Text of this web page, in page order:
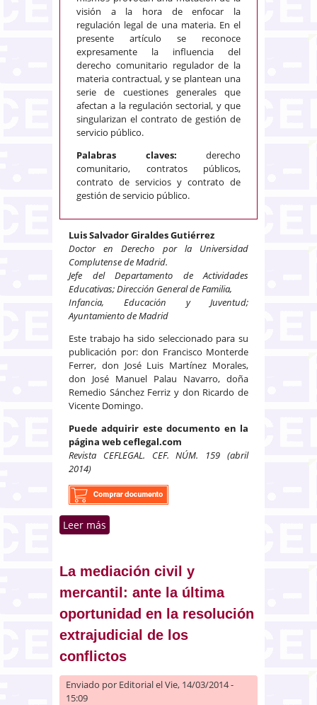
visión a la hora de enfocar la
regulación legal de una materia. En el
presente artículo se reconoce
expresamente la influencia del
derecho comunitario regulador de la
materia contractual, y se plantean una
serie de cuestiones generales que
afectan a la regulación sectorial, y que
singularizan el contrato de gestión de
servicio público.
Palabras claves: derecho
comunitario, contratos públicos,
contrato de servicios y contrato de
gestión de servicio público.
Luis Salvador Giraldes Gutiérrez
Doctor en Derecho por la Universidad
Complutense de Madrid.
Jefe del Departamento de Actividades
Educativas; Dirección General de Familia,
Infancia, Educación y Juventud;
Ayuntamiento de Madrid
Este trabajo ha sido seleccionado para su
publicación por: don Francisco Monterde
Ferrer, don José Luis Martínez Morales,
don José Manuel Palau Navarro, doña
Remedio Sánchez Ferriz y don Ricardo de
Vicente Domingo.
Puede adquirir este documento en la
página web ceflegal.com
Revista CEFLEGAL. CEF. NÚM. 159 (abril
2014)
Leer más
español y del comunitario.
Perspectivas de futuro
La mediación civil y
mercantil: ante la última
oportunidad en la resolución
extrajudicial de los
conflictos
Enviado por Editorialel Vie, 14/03/2014 -
15:09